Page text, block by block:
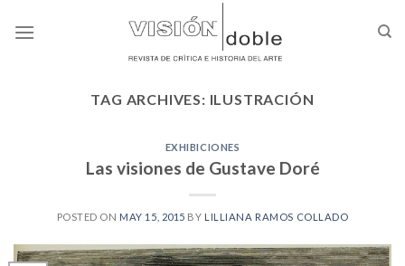
TAG ARCHIVES: ILUSTRACIÓN
EXHIBICIONES
Las visiones de Gustave Doré
POSTED ON MAY 15, 2015 BY LILLIANA RAMOS COLLADO